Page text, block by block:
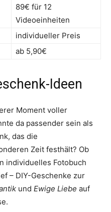
89€ für 12
Videoeinheiten
individueller Preis
ab 5,90€
Ideen
Moment voller
da passender sein als
das die
Zeit festhält? Ob
individuelles Fotobuch
– DIY-Geschenke zur
und Ewige Liebe auf